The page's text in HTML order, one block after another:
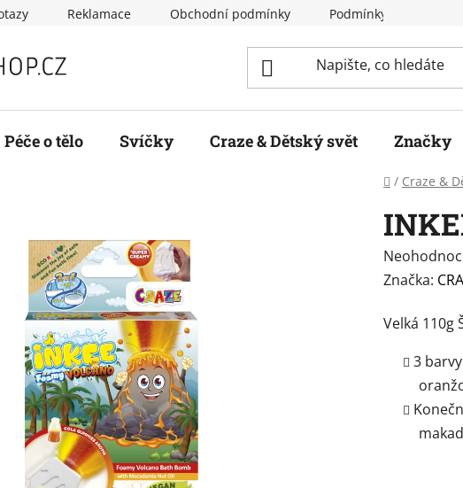
Reklamace Obchodní podmínky Podmínky ochrany
Péče o tělo Svíčky Craze & Dětský svět Značky
Domů
/ Craze &
Průměrné
hodnocení
je
hvězdiček.
Značka:
Velká 110g
3